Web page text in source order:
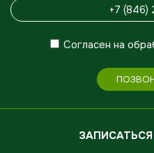
Согласен на